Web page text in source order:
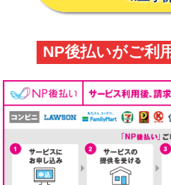
NP後払いがご利